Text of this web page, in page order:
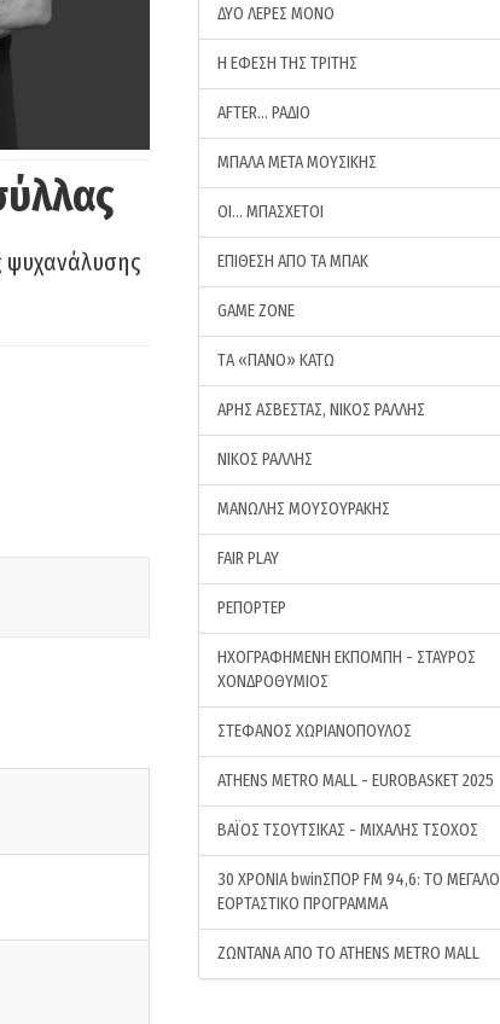
ψυχανάλυσης
ΔΥΟ ΛΕΡΕΣ ΜΟΝΟ
Η ΕΦΕΣΗ ΤΗΣ ΤΡΙΤΗΣ
AFTER… ΡΑΔΙΟ
ΜΠΑΛΑ ΜΕΤΑ ΜΟΥΣΙΚΗΣ
ΟΙ… ΜΠΑΣΧΕΤΟΙ
ΕΠΙΘΕΣΗ ΑΠΟ ΤΑ ΜΠΑΚ
GAME ZONE
ΤA «ΠΑΝΟ» ΚΑΤΩ
ΑΡΗΣ ΑΣΒΕΣΤΑΣ, ΝΙΚΟΣ ΡΑΛΛΗΣ
ΝΙΚΟΣ ΡΑΛΛΗΣ
ΜΑΝΩΛΗΣ ΜΟΥΣΟΥΡΑΚΗΣ
FAIR PLAY
ΡΕΠΟΡΤΕΡ
ΗΧΟΓΡΑΦΗΜΕΝΗ ΕΚΠΟΜΠΗ - ΣΤΑΥΡΟΣ
ΧΟΝΔΡΟΘΥΜΙΟΣ
ΣΤΕΦΑΝΟΣ ΧΩΡΙΑΝΟΠΟΥΛΟΣ
ATHENS METRO MALL - EUROBASKET 2025
ΒΑΪΟΣ ΤΣΟΥΤΣΙΚΑΣ - ΜΙΧΑΛΗΣ ΤΣΟΧΟΣ
30 ΧΡΟΝΙΑ bwinΣΠΟΡ FM 94,6: ΤΟ ΜΕΓΑΛΟ
ΕΟΡΤΑΣΤΙΚΟ ΠΡΟΓΡΑΜΜΑ
ΖΩΝΤΑΝΑ ΑΠΟ ΤΟ ATHENS METRO MALL